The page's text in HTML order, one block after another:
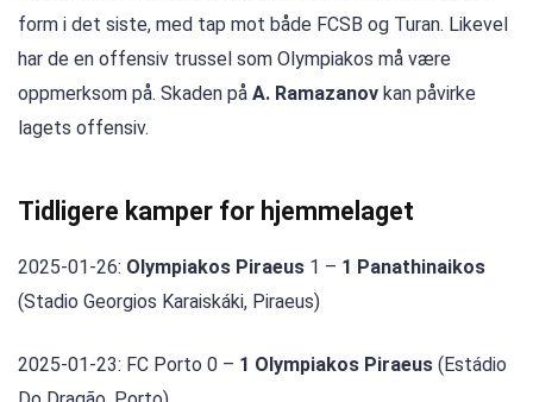
form i det siste, med tap mot både FCSB og Turan. Likevel
har de en offensiv trussel som Olympiakos må være
oppmerksom på. Skaden på A. Ramazanov kan påvirke
lagets offensiv.
Tidligere kamper for hjemmelaget
2025-01-26: Olympiakos Piraeus 1 – 1 Panathinaikos
(Stadio Georgios Karaiskáki, Piraeus)
2025-01-23: FC Porto 0 – 1 Olympiakos Piraeus (Estádio